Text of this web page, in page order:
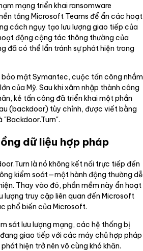
mạng triển khai ransomware
tảng Microsoft Teams để ẩn các hoạt
cách ngụy tạo lưu lượng giao tiếp của
động cộng tác thông thường của
đã có thể lẩn tránh sự phát hiện trong
mật Symantec, cuộc tấn công nhắm
của Mỹ. Sau khi xâm nhập thành công
kẻ tấn công đã triển khai một phần
(backdoor) tùy chỉnh, được viết bằng
"Backdoor.Turn".
dữ liệu hợp pháp
là nó không kết nối trực tiếp đến
kiểm soát—một hành động thường dễ
Thay vào đó, phần mềm này ẩn hoạt
lượng truy cập liên quan đến Microsoft
phổ biến của Microsoft.
sát lưu lượng mạng, các hệ thống bị
giao tiếp với các máy chủ hợp pháp
hiện trở nên vô cùng khó khăn.